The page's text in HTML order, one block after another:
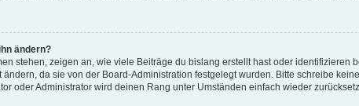
ändern?
stehen, zeigen an, wie viele Beiträge du bislang erstellt hast oder
da sie von der Board-Administration festgelegt wurden. Bitte schreibe
oder Administrator wird deinen Rang unter Umständen einfach wieder